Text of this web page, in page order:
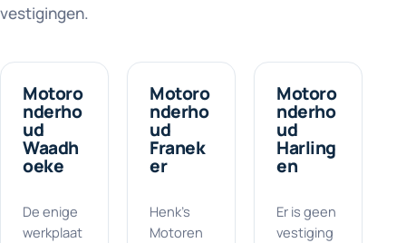
vestigingen.
Motoro
nderho
ud
Waadh
oeke
De enige
werkplaat
Motoro
nderho
ud
Franek
er
Henk's
Motoren
Motoro
nderho
ud
Harling
en
Er is geen
vestiging